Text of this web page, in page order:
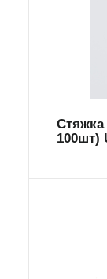
Стяжка
100шт)